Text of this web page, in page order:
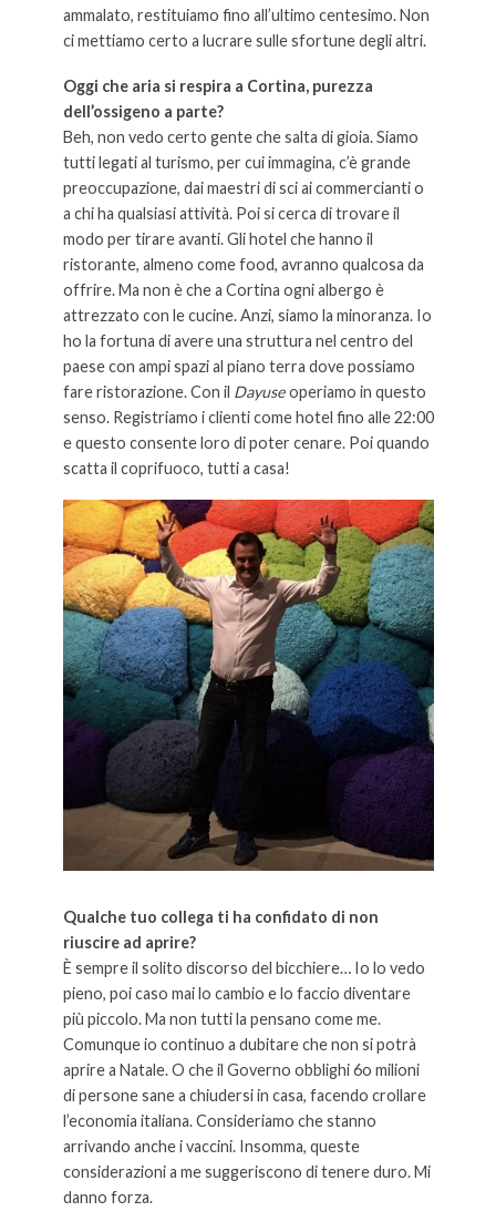
ammalato, restituiamo fino all’ultimo centesimo. Non
ci mettiamo certo a lucrare sulle sfortune degli altri.
Oggi che aria si respira a Cortina, purezza
dell’ossigeno a parte?
Beh, non vedo certo gente che salta di gioia. Siamo
tutti legati al turismo, per cui immagina, c’è grande
preoccupazione, dai maestri di sci ai commercianti o
a chi ha qualsiasi attività. Poi si cerca di trovare il
modo per tirare avanti. Gli hotel che hanno il
ristorante, almeno come food, avranno qualcosa da
offrire. Ma non è che a Cortina ogni albergo è
attrezzato con le cucine. Anzi, siamo la minoranza. Io
ho la fortuna di avere una struttura nel centro del
paese con ampi spazi al piano terra dove possiamo
fare ristorazione. Con il Dayuseoperiamo in questo
senso. Registriamo i clienti come hotel fino alle 22:00
e questo consente loro di poter cenare. Poi quando
scatta il coprifuoco, tutti a casa!
Qualche tuo collega ti ha confidato di non
riuscire ad aprire?
È sempre il solito discorso del bicchiere… Io lo vedo
pieno, poi caso mai lo cambio e lo faccio diventare
più piccolo. Ma non tutti la pensano come me.
Comunque io continuo a dubitare che non si potrà
aprire a Natale. O che il Governo obblighi 6o milioni
di persone sane a chiudersi in casa, facendo crollare
l’economia italiana. Consideriamo che stanno
arrivando anche i vaccini. Insomma, queste
considerazioni a me suggeriscono di tenere duro. Mi
danno forza.